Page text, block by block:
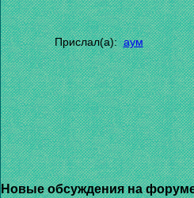
Прислал(а):аум
Новые обсуждения на